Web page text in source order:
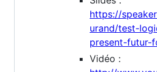
https://
urand/test-
present-futur-
Vidéo :